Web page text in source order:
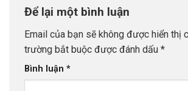
Để lại một bình luận
Email của bạn sẽ không được hiển thị
trường bắt buộc được đánh dấu *
Bình luận *